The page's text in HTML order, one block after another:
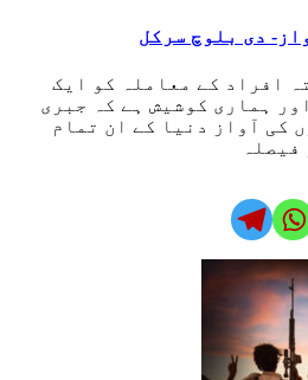
دی بلوچ سرکل
افراد کے معاملہ کو ایک
ہماری کوشیش ہے کہ جبری
کی آواز دنیا کے ان تمام